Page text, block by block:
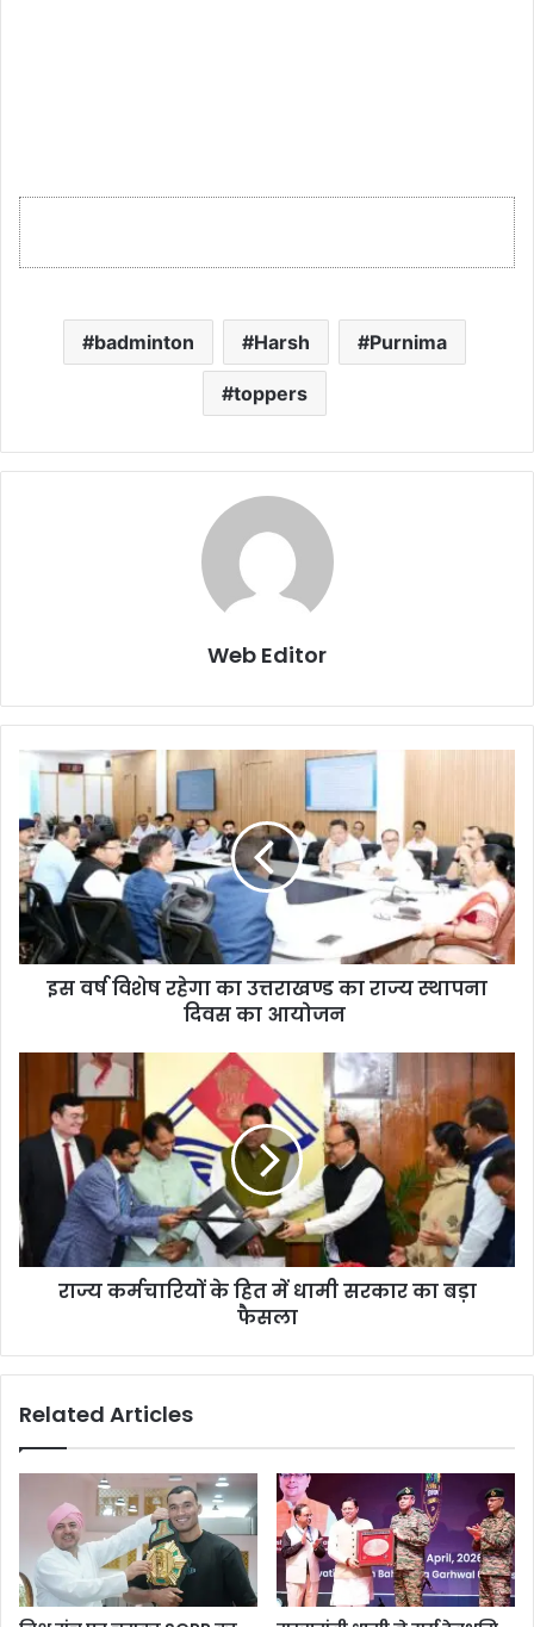
badminton Harsh Purnima
toppers
Web Editor
इस वर्ष विशेष रहेगा का उत्तराखण्ड का राज्य स्थापना
दिवस का आयोजन
राज्य कर्मचारियों के हित में धामी सरकार का बड़ा
फैसला
Related Articles